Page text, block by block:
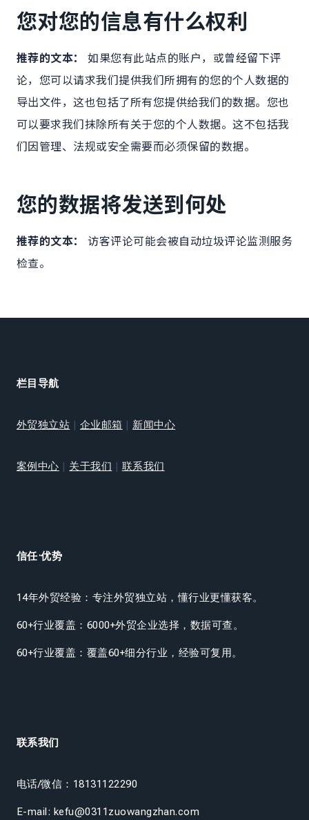
您对您的信息有什么权利
推荐的文本：如果您有此站点的账户，或曾经留下评
论，您可以请求我们提供我们所拥有的您的个人数据的
导出文件，这也包括了所有您提供给我们的数据。您也
可以要求我们抹除所有关于您的个人数据。这不包括我
们因管理、法规或安全需要而必须保留的数据。
您的数据将发送到何处
推荐的文本：访客评论可能会被自动垃圾评论监测服务
检查。
栏目导航
外贸独立站 | 企业邮箱 | 新闻中心
案例中心 | 关于我们 | 联系我们
信任·优势
14年外贸经验：专注外贸独立站，懂行业更懂获客。
60+行业覆盖：6000+外贸企业选择，数据可查。
60+行业覆盖：覆盖60+细分行业，经验可复用。
联系我们
电话/微信：18131122290
E-mail: kefu@0311zuowangzhan.com